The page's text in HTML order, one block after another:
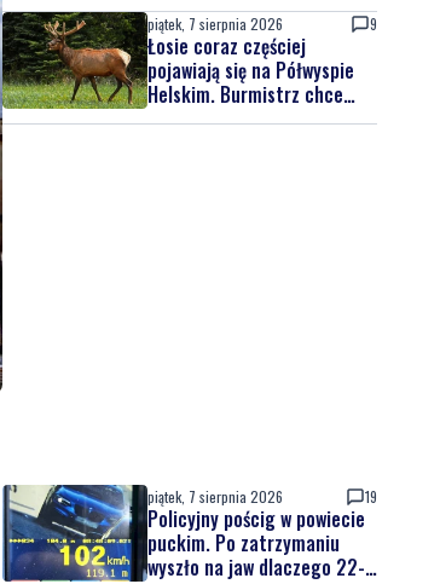
piątek, 7 sierpnia 2026 9
Łosie coraz częściej
pojawiają się na Półwyspie
Helskim. Burmistrz chce
nowych znaków drogowych
piątek, 7 sierpnia 2026 19
Policyjny pościg w powiecie
puckim. Po zatrzymaniu
wyszło na jaw dlaczego 22-